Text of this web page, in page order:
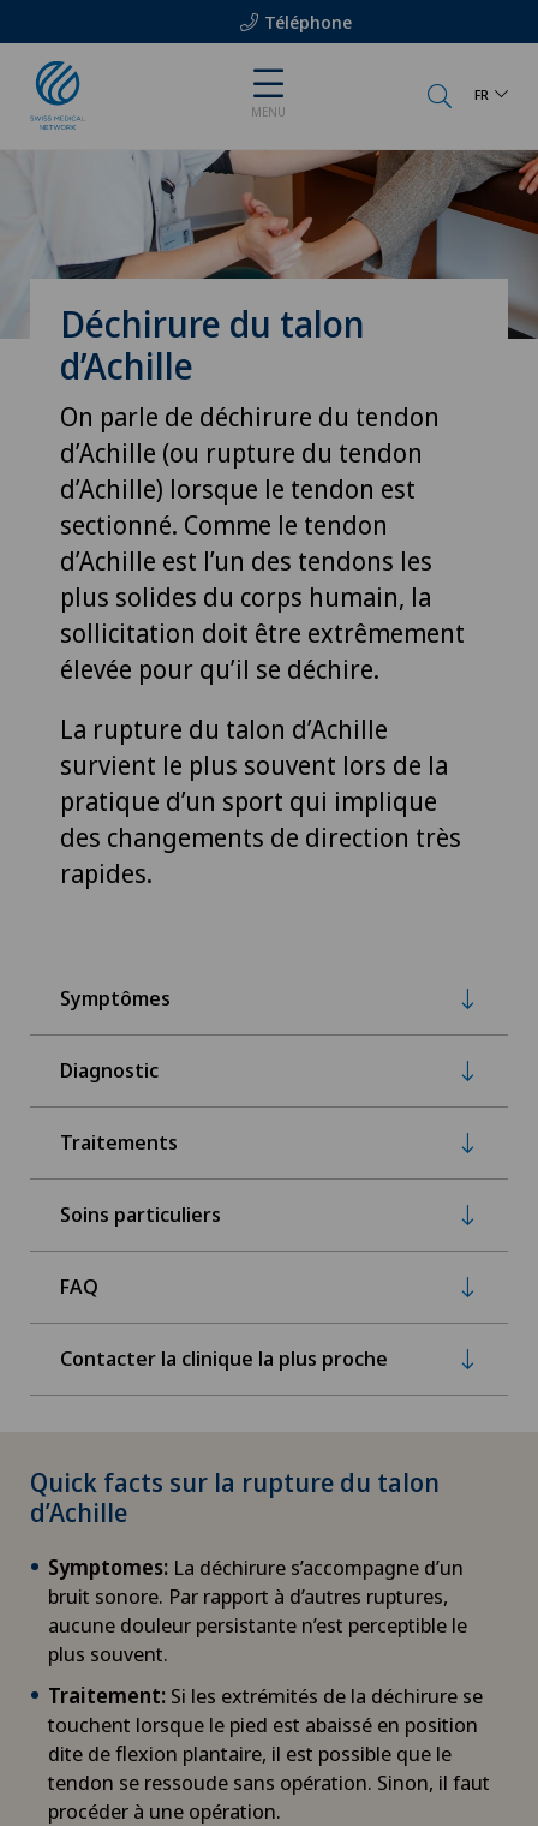
Téléphone
MENU
FR
Déchirure du talon
d’Achille
On parle de déchirure du tendon
d’Achille (ou rupture du tendon
d’Achille) lorsque le tendon est
sectionné. Comme le tendon
d’Achille est l’un des tendons les
plus solides du corps humain, la
sollicitation doit être extrêmement
élevée pour qu’il se déchire.
La rupture du talon d’Achille
survient le plus souvent lors de la
pratique d’un sport qui implique
des changements de direction très
rapides.
Symptômes
Diagnostic
Traitements
Soins particuliers
FAQ
Contacter la clinique la plus proche
Quick facts sur la rupture du talon
d’Achille
Symptomes: La déchirure s’accompagne d’un
bruit sonore. Par rapport à d’autres ruptures,
aucune douleur persistante n’est perceptible le
plus souvent.
Traitement: Si les extrémités de la déchirure se
touchent lorsque le pied est abaissé en position
dite de flexion plantaire, il est possible que le
tendon se ressoude sans opération. Sinon, il faut
procéder à une opération.